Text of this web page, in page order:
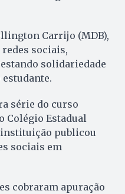
Carrijo (MDB),
sociais,
solidariedade
série do curso
Colégio Estadual
instituição publicou
sociais em
cobraram apuração